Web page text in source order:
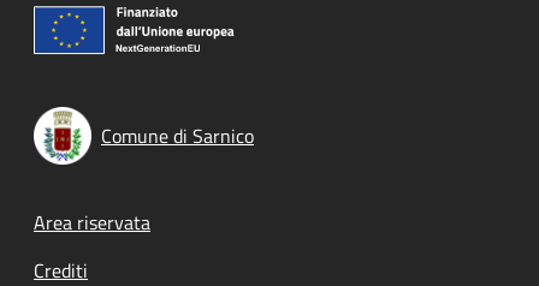
Comune di Sarnico
Footer menu
Area riservata
Crediti